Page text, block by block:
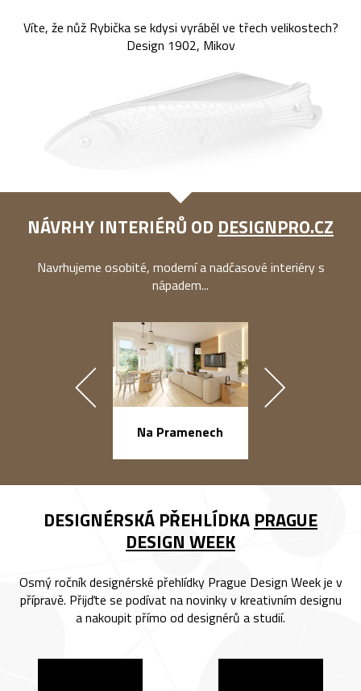
Víte, že nůž Rybička se kdysi vyráběl ve třech velikostech?
Design 1902, Mikov
NÁVRHY INTERIÉRŮ OD DESIGNPRO.CZ
Navrhujeme osobité, moderní a nadčasové interiéry s
nápadem...
Na Pramenech
DESIGNÉRSKÁ PŘEHLÍDKA PRAGUE
DESIGN WEEK
Osmý ročník designérské přehlídky Prague Design Week je v
přípravě. Přijďte se podívat na novinky v kreativním designu
a nakoupit přímo od designérů a studií.